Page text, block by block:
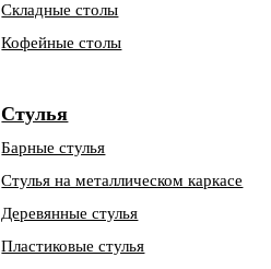
Складные столы
Кофейные столы
Стулья
Барные стулья
Стулья на металлическом каркасе
Деревянные стулья
Пластиковые стулья